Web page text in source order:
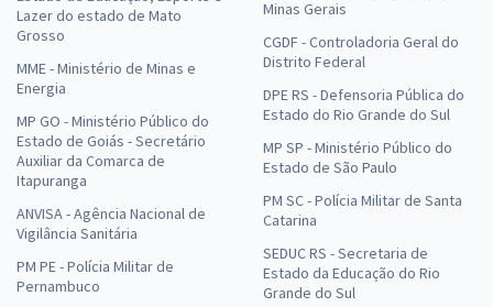
Lazer do estado de Mato
Grosso
MME - Ministério de Minas e
Energia
MP GO - Ministério Público do
Estado de Goiás - Secretário
Auxiliar da Comarca de
Itapuranga
ANVISA - Agência Nacional de
Vigilância Sanitária
PM PE - Polícia Militar de
Pernambuco
Minas Gerais
CGDF - Controladoria Geral do
Distrito Federal
DPE RS - Defensoria Pública do
Estado do Rio Grande do Sul
MP SP - Ministério Público do
Estado de São Paulo
PM SC - Polícia Militar de Santa
Catarina
SEDUC RS - Secretaria de
Estado da Educação do Rio
Grande do Sul